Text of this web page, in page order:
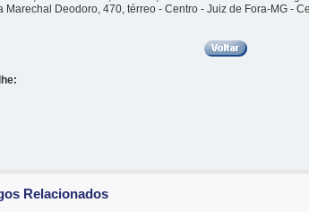
Marechal Deodoro, 470, térreo - Centro - Juiz de Fora-MG -
Relacionados